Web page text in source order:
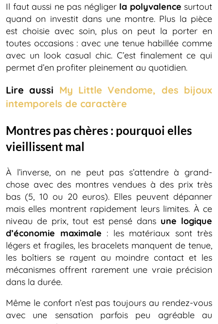
Il faut aussi ne pas négliger la polyvalence surtout
quand on investit dans une montre. Plus la pièce
est choisie avec soin, plus on peut la porter en
toutes occasions : avec une tenue habillée comme
avec un look casual chic. C’est finalement ce qui
permet d’en profiter pleinement au quotidien.
Lire aussi My Little Vendome, des bijoux
intemporels de caractère
Montres pas chères : pourquoi elles
vieillissent mal
À l’inverse, on ne peut pas s’attendre à grand-
chose avec des montres vendues à des prix très
bas (5, 10 ou 20 euros). Elles peuvent dépanner
mais elles montrent rapidement leurs limites. À ce
niveau de prix, tout est pensé dans une logique
d’économie maximale : les matériaux sont très
légers et fragiles, les bracelets manquent de tenue,
les boîtiers se rayent au moindre contact et les
mécanismes offrent rarement une vraie précision
dans la durée.
Même le confort n’est pas toujours au rendez-vous
avec une sensation parfois peu agréable au